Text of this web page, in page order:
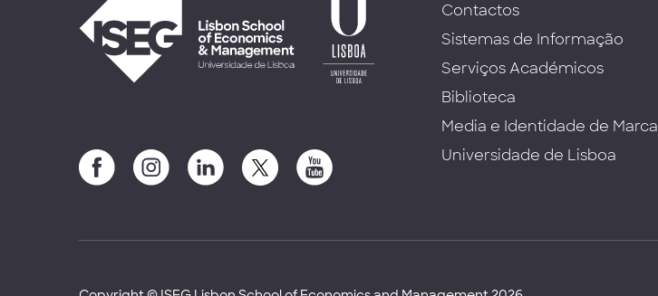
Contactos
Sistemas de Informação
Serviços Académicos
Biblioteca
Media e Identidade de Marca
Universidade de Lisboa